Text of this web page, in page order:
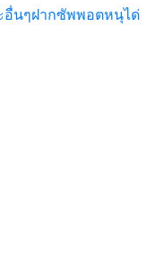
อื่นๆฝากซัพพอตหนุได่